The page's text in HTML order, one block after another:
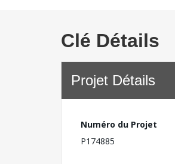
Clé Détails
Projet Détails
Numéro du Projet
P174885